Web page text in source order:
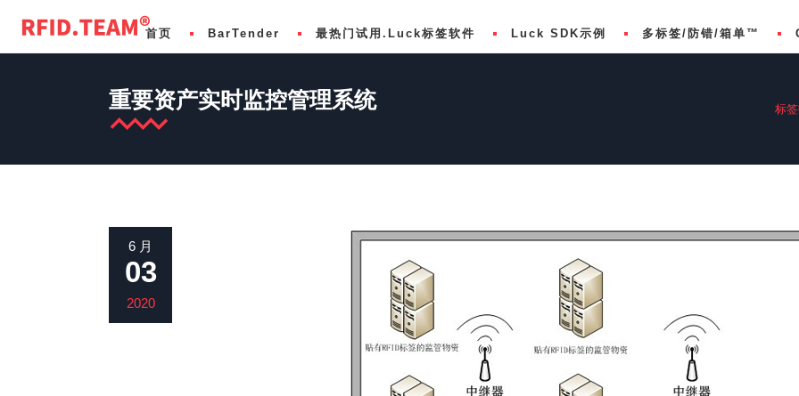
首页 BarTender
条码管理软件开发 SDK Development
多客户、多标签与装箱™ Label Print System
BarTender 2021专业版自动
BarTender 2016 技术规格
比较BarTender版本
购买BarTender
最热门试用.Luck标签软件
LuckNext连接全球的下一代打印伙伴
免费使用LuckDesign
Luck SDK示例 多标签/防错/箱单™
制药
供应链
重要资产实时监控管理系统 标
6 月
03
2020